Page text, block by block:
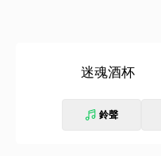
迷魂酒杯
鈴聲